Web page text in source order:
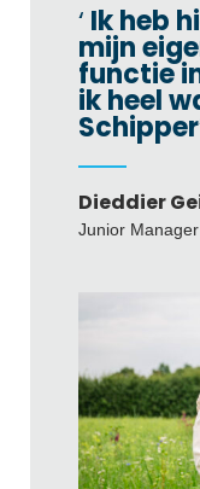
Ik heb
mijn
functie
ik heel
Schipper
Dieddier
Junior